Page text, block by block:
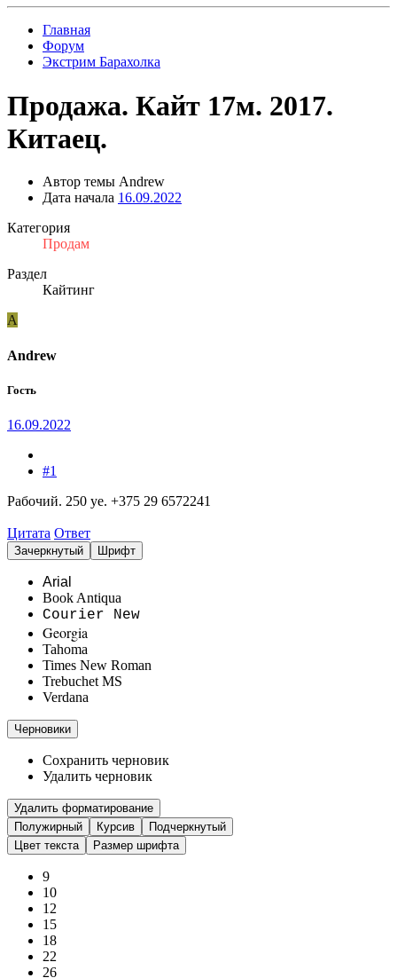
Главная
Форум
Экстрим Барахолка
Продажа. Кайт 17м. 2017.
Китаец.
Автор темы Andrew
Дата начала 16.09.2022
Категория
Продам
Раздел
Кайтинг
A
Andrew
Гость
16.09.2022
#1
Рабочий. 250 уе. +375 29 6572241
Цитата Ответ
Зачеркнутый Шрифт
Arial
Book Antiqua
Courier New
Georgia
Tahoma
Times New Roman
Trebuchet MS
Verdana
Черновики
Сохранить черновик
Удалить черновик
Удалить форматирование
Полужирный
Курсив
Подчеркнутый
Цвет текста
Размер шрифта
9
10
12
15
18
22
26